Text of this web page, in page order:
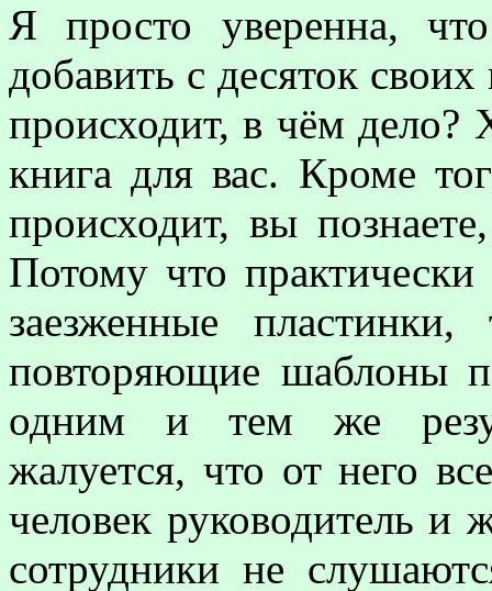
Я просто уверенна,
добавить с десяток
происходит, в чём дело?
книга для вас. Кроме
происходит, вы
Потому что
заезженные
повторяющие шаблоны
одним и тем же
жалуется, что от него
человек руководитель и
сотрудники не